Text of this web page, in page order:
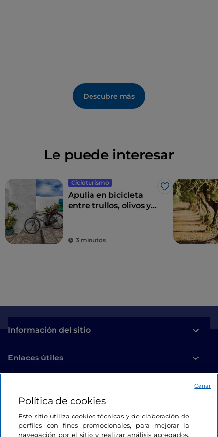
Descubre más
Le puede interesar
Cicloturismo
Me gusta
Apulia en bicicleta
entre trullos, olivos y
3 minutos
Información del sitio
Enlaces útiles
Estamos en contacto
Política de cookies
Este sitio utiliza cookies técnicas y de elaboración de
perfiles con fines promocionales, para mejorar la
navegación por el sitio y realizar análisis agregados.
Cerrar